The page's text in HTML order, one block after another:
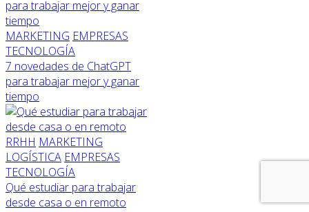
MARKETING EMPRESAS
TECNOLOGÍA
7 novedades de ChatGPT
para trabajar mejor y ganar
tiempo
RRHH MARKETING
LOGÍSTICA EMPRESAS
TECNOLOGÍA
Qué estudiar para trabajar
desde casa o en remoto